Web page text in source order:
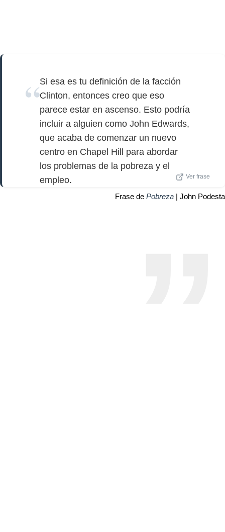
Si esa es tu definición de la facción
Clinton, entonces creo que eso
parece estar en ascenso. Esto podría
incluir a alguien como John Edwards,
que acaba de comenzar un nuevo
centro en Chapel Hill para abordar
los problemas de la pobreza y el
empleo.
Ver frase
Frase de Pobreza | John Podesta